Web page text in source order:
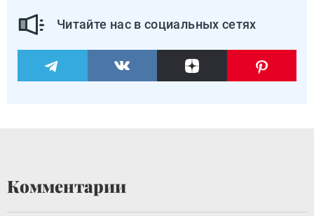
Читайте нас в социальных сетях
Комментарии